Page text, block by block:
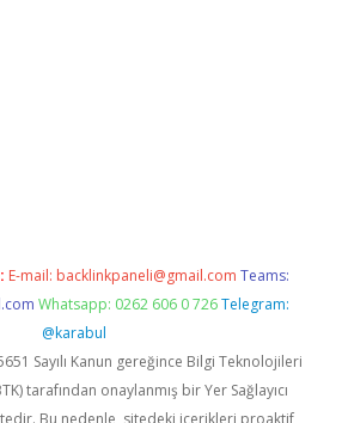
E-mail: backlinkpaneli@gmail.com Teams:
Whatsapp: 0262 606 0 726 Telegram:
@karabul
Sayılı Kanun gereğince Bilgi Teknolojileri
tarafından onaylanmış bir Yer Sağlayıcı
Bu nedenle, sitedeki içerikleri proaktif